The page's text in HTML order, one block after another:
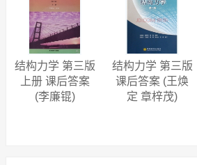
结构力学 第三版
上册 课后答案
(李廉锟)
结构力学 第三版
课后答案 (王焕
定 章梓茂)